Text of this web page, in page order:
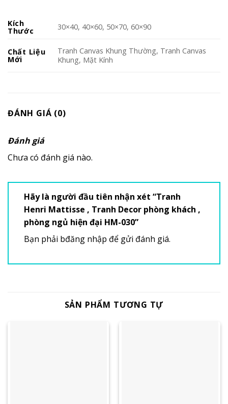
Kích
Thước 30×40, 40×60, 50×70, 60×90
Chất Liệu
Mới
Tranh Canvas Khung Thường, Tranh Canvas
Khung, Mặt Kính
ĐÁNH GIÁ (0)
Đánh giá
Chưa có đánh giá nào.
Hãy là người đầu tiên nhận xét “Tranh
Henri Mattisse , Tranh Decor phòng khách ,
phòng ngủ hiện đại HM-030”
Bạn phải bđăng nhập để gửi đánh giá.
SẢN PHẨM TƯƠNG TỰ